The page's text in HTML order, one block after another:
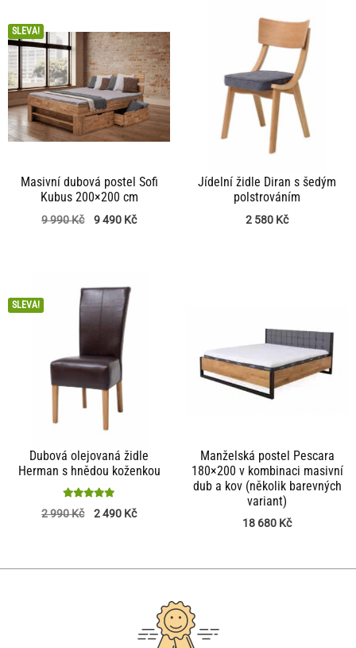
SLEVA!
Masivní dubová postel Sofi
Kubus 200×200 cm
9 990Kč 9 490 Kč
Jídelní židle Diran s šedým
polstrováním
2 580 Kč
SLEVA!
Dubová olejovaná židle
Herman s hnědou koženkou
Hodnocení
2 990Kč 2 490 Kč
Manželská postel Pescara
180×200 v kombinaci masivní
dub a kov (několik barevných
variant)
18 680 Kč